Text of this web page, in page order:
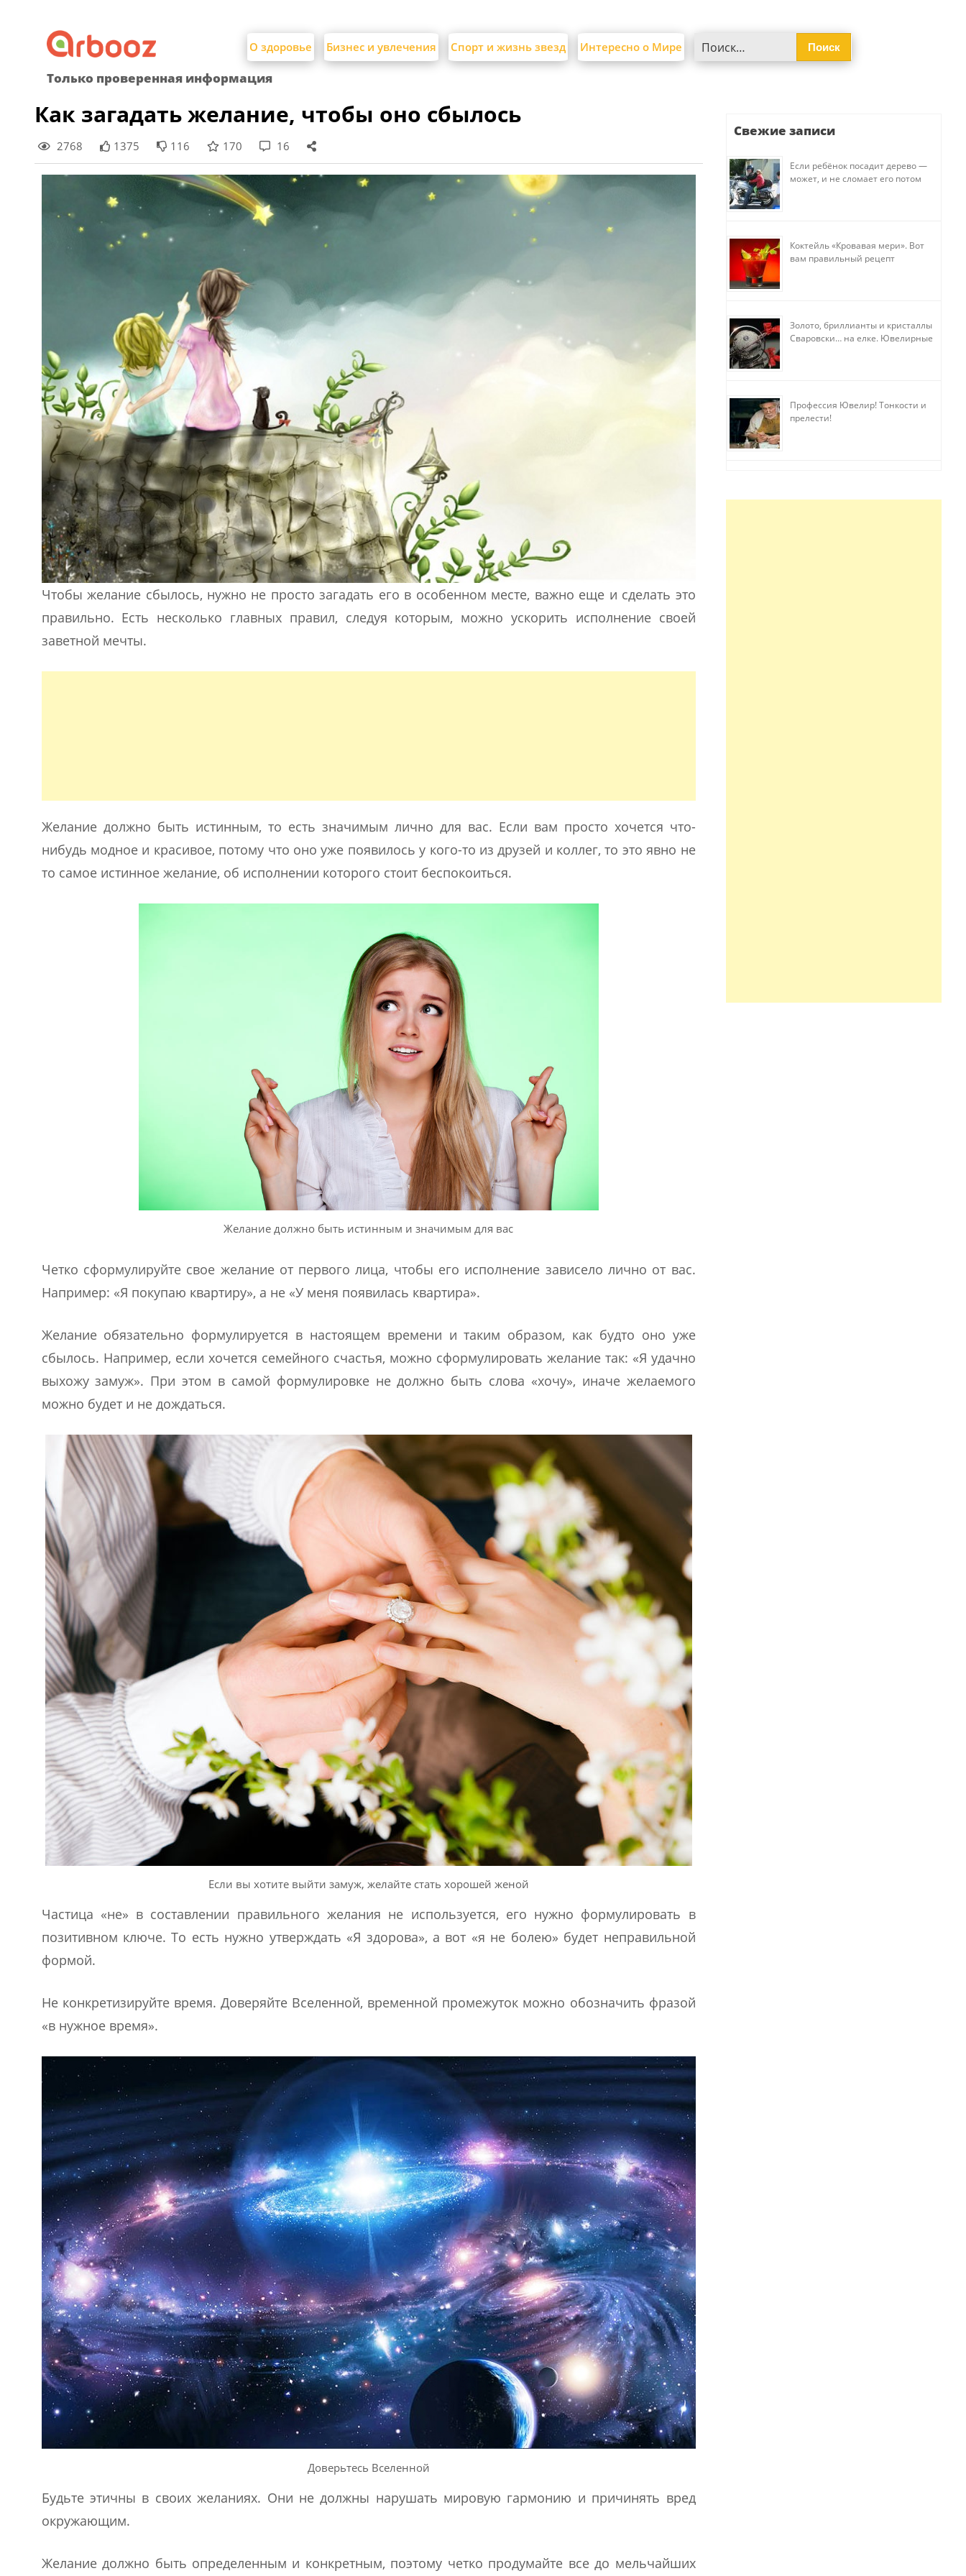
content
О здоровье Бизнес и увлечения Спорт и жизнь звезд Интересно о Мире
Только проверенная информация
Как загадать желание, чтобы оно сбылось
2768 1375 116 170 16
Чтобы желание сбылось, нужно не просто загадать его в особенном месте, важно еще и сделать это
правильно. Есть несколько главных правил, следуя которым, можно ускорить исполнение своей
заветной мечты.
Желание должно быть истинным, то есть значимым лично для вас. Если вам просто хочется что-
нибудь модное и красивое, потому что оно уже появилось у кого-то из друзей и коллег, то это явно не
то самое истинное желание, об исполнении которого стоит беспокоиться.
Желание должно быть истинным и значимым для вас
Четко сформулируйте свое желание от первого лица, чтобы его исполнение зависело лично от вас.
Например: «Я покупаю квартиру», а не «У меня появилась квартира».
Желание обязательно формулируется в настоящем времени и таким образом, как будто оно уже
сбылось. Например, если хочется семейного счастья, можно сформулировать желание так: «Я удачно
выхожу замуж». При этом в самой формулировке не должно быть слова «хочу», иначе желаемого
можно будет и не дождаться.
Если вы хотите выйти замуж, желайте стать хорошей женой
Частица «не» в составлении правильного желания не используется, его нужно формулировать в
позитивном ключе. То есть нужно утверждать «Я здорова», а вот «я не болею» будет неправильной
формой.
Не конкретизируйте время. Доверяйте Вселенной, временной промежуток можно обозначить фразой
«в нужное время».
Доверьтесь Вселенной
Будьте этичны в своих желаниях. Они не должны нарушать мировую гармонию и причинять вред
окружающим.
Желание должно быть определенным и конкретным, поэтому четко продумайте все до мельчайших
Свежие записи
Если ребёнок посадит дерево —
может, и не сломает его потом
Коктейль «Кровавая мери». Вот
вам правильный рецепт
Золото, бриллианты и кристаллы
Сваровски… на елке. Ювелирные
Профессия Ювелир! Тонкости и
прелести!